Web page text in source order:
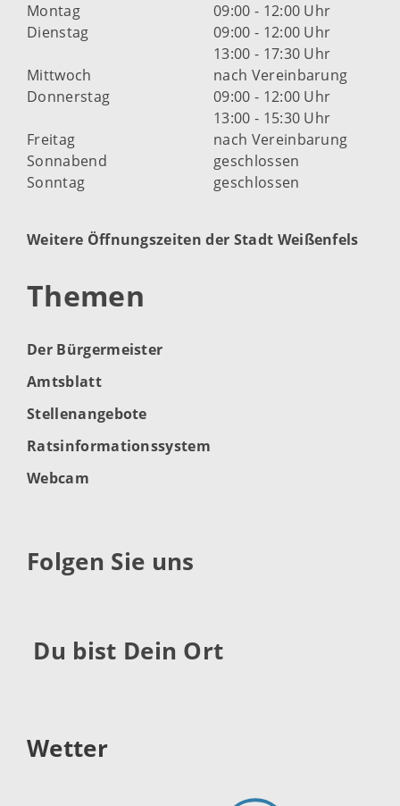
Montag
09:00 - 12:00 Uhr
Dienstag
09:00 - 12:00 Uhr
13:00 - 17:30 Uhr
Mittwoch
nach Vereinbarung
Donnerstag
09:00 - 12:00 Uhr
13:00 - 15:30 Uhr
Freitag
nach Vereinbarung
Sonnabend
geschlossen
Sonntag
geschlossen
Weitere Öffnungszeiten der Stadt Weißenfels
Themen
Der Bürgermeister
Amtsblatt
Stellenangebote
Ratsinformationssystem
Webcam
Folgen Sie uns
Du bist Dein Ort
Wetter